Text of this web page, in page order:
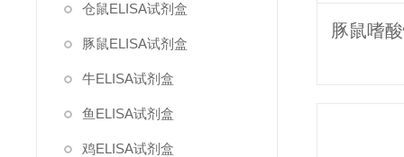
仓鼠ELISA试剂盒
豚鼠ELISA试剂盒
牛ELISA试剂盒
鱼ELISA试剂盒
鸡ELISA试剂盒